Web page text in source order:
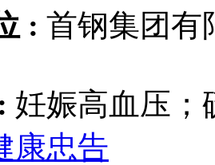
: 首钢集团有
妊娠高血压；
康忠告